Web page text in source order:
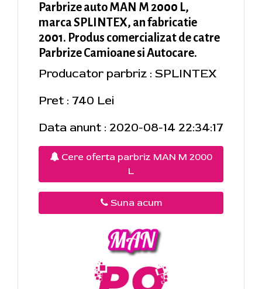
Parbrize auto MAN M 2000 L,
marca SPLINTEX, an fabricatie
2001. Produs comercializat de catre
Parbrize Camioane si Autocare.
Producator parbriz : SPLINTEX
Pret : 740 Lei
Data anunt : 2020-08-14 22:34:17
Cere oferta parbriz MAN M 2000
L
Suna acum